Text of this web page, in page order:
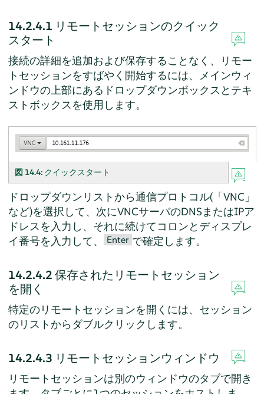
14.2.4.1 リモートセッションのクイック
スタート
接続の詳細を追加および保存することなく、リモー
トセッションをすばやく開始するには、メインウィ
ンドウの上部にあるドロップダウンボックスとテキ
ストボックスを使用します。
図 14.4: クイックスタート
ドロップダウンリストから通信プロトコル(「VNC 」
など)を選択して、次にVNCサーバのDNSまたはIPア
ドレスを入力し、それに続けてコロンとディスプレ
イ番号を入力して、
Enter で確定します。
14.2.4.2保存されたリモートセッション
を開く
特定のリモートセッションを開くには、セッション
のリストからダブルクリックします。
14.2.4.3 リモートセッションウィンドウ
リモートセッションは別のウィンドウのタブで開き